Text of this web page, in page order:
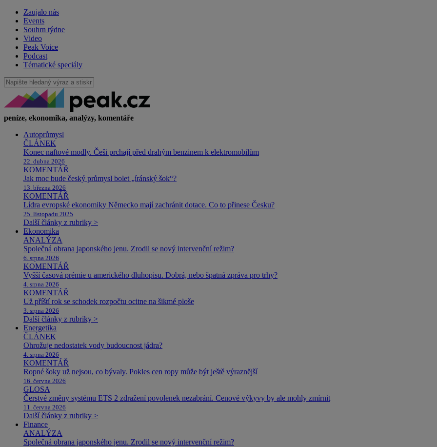
Zaujalo nás
Events
Souhrn týdne
Video
Peak Voice
Podcast
Tématické speciály
peníze, ekonomika, analýzy, komentáře
Autoprůmysl
ČLÁNEK
Konec naftové modly. Češi prchají před drahým benzinem k elektromobilům
22. dubna 2026
KOMENTÁŘ
Jak moc bude český průmysl bolet „íránský šok“?
13. března 2026
KOMENTÁŘ
Lídra evropské ekonomiky Německo mají zachránit dotace. Co to přinese Česku?
25. listopadu 2025
Další články z rubriky >
Ekonomika
ANALÝZA
Společná obrana japonského jenu. Zrodil se nový intervenční režim?
6. srpna 2026
KOMENTÁŘ
Vyšší časová prémie u amerického dluhopisu. Dobrá, nebo špatná zpráva pro trhy?
4. srpna 2026
KOMENTÁŘ
Už příští rok se schodek rozpočtu ocitne na šikmé ploše
3. srpna 2026
Další články z rubriky >
Energetika
ČLÁNEK
Ohrožuje nedostatek vody budoucnost jádra?
4. srpna 2026
KOMENTÁŘ
Ropné šoky už nejsou, co bývaly. Pokles cen ropy může být ještě výraznější
16. června 2026
GLOSA
Čerstvé změny systému ETS 2 zdražení povolenek nezabrání. Cenové výkyvy by ale mohly zmírnit
11. června 2026
Další články z rubriky >
Finance
ANALÝZA
Společná obrana japonského jenu. Zrodil se nový intervenční režim?